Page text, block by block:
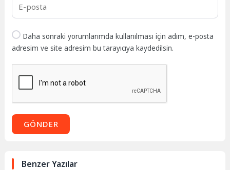
Daha sonraki yorumlarımda kullanılması için adım, e-posta
adresim ve site adresim bu tarayıcıya kaydedilsin.
GÖNDER
Benzer Yazılar